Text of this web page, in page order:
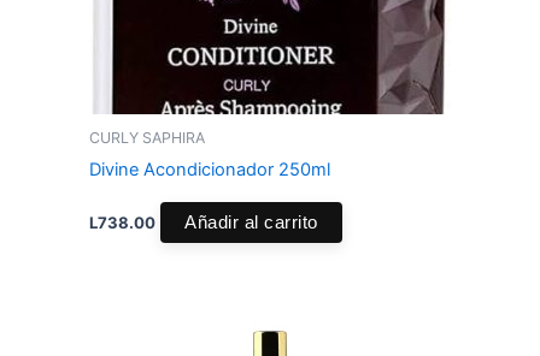
CURLY SAPHIRA
Divine Acondicionador 250ml
L738.00 Añadir al carrito